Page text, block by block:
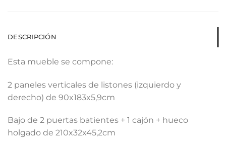
DESCRIPCIÓN
Esta mueble se compone:
2 paneles verticales de listones (izquierdo y
derecho) de 90x183x5,9cm
Bajo de 2 puertas batientes + 1 cajón + hueco
holgado de 210x32x45,2cm